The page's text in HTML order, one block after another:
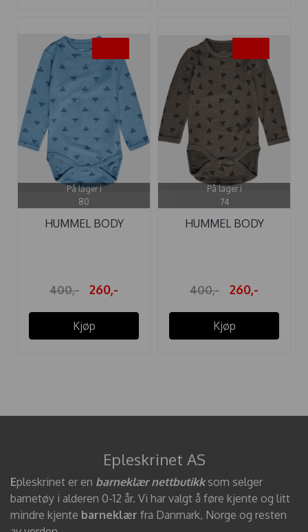
På lager i
80
HUMMEL BODY
400,- 260,-
Kjøp
På lager i
74
HUMMEL BODY
400,- 260,-
Kjøp
Epleskrinet AS
Epleskrinet er en barneklær nettbutikksom selger
barnetøy i alderen 0-12 år. Vi har valgt å føre kjente og litt
mindre kjente barneklær fra Danmark, Norge og resten